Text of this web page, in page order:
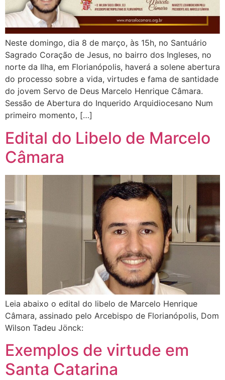
Neste domingo, dia 8 de março, às 15h, no Santuário
Sagrado Coração de Jesus, no bairro dos Ingleses, no
norte da Ilha, em Florianópolis, haverá a solene abertura
do processo sobre a vida, virtudes e fama de santidade
do jovem Servo de Deus Marcelo Henrique Câmara.
Sessão de Abertura do Inquerido Arquidiocesano Num
primeiro momento, […]
Edital do Libelo de Marcelo
Câmara
Leia abaixo o edital do libelo de Marcelo Henrique
Câmara, assinado pelo Arcebispo de Florianópolis, Dom
Wilson Tadeu Jönck:
Exemplos de virtude em
Santa Catarina